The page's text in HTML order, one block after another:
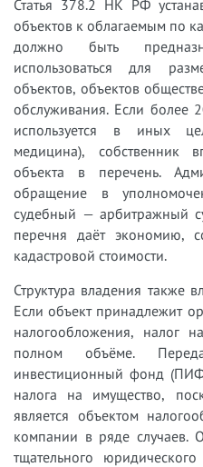
Статья 378.2 НК РФ
объектов к облагаемым по
должно быть
использоваться для
объектов, объектов
обслуживания. Если более
используется в иных
медицина), собственник
объекта в перечень.
обращение в
судебный — арбитражный
перечня даёт экономию,
кадастровой стоимости.
Структура владения также
Если объект принадлежит
налогообложения, налог
полном объёме.
инвестиционный фонд
налога на имущество,
является объектом
компании в ряде случаев.
тщательного